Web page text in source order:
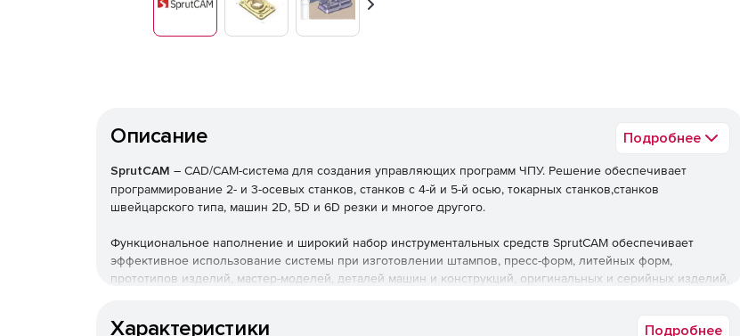
Вперед
Описание Подробнее
SprutCAM – CAD/CAM-система для создания управляющих программ ЧПУ. Решение обеспечивает
программирование 2- и 3-осевых станков, станков с 4-й и 5-й осью, токарных станков,станков
швейцарского типа, машин 2D, 5D и 6D резки и многое другого.
Функциональное наполнение и широкий набор инструментальных средств SprutCAM обеспечивает
эффективное использование системы при изготовлении штампов, пресс-форм, литейных форм,
прототипов изделий, мастер-моделей, деталей машин и конструкций, оригинальных и серийных изделий,
Характеристики Подробнее